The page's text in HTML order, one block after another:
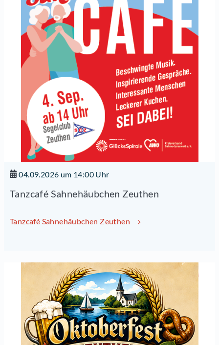
04.09.2026 um 14:00 Uhr
Tanzcafé Sahnehäubchen Zeuthen
Tanzcafé Sahnehäubchen Zeuthen